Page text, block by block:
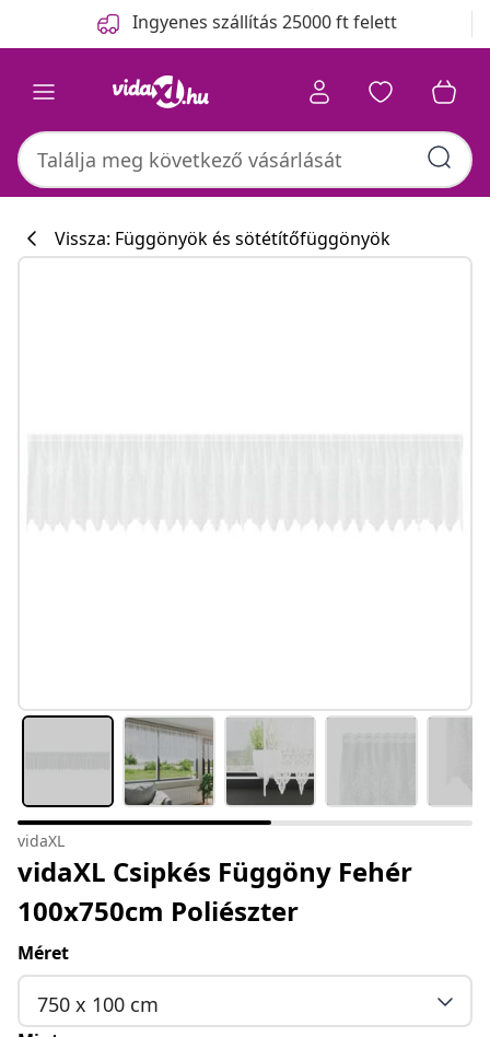
Ingyenes szállítás 25000 ft felett
Vissza: Függönyök és sötétítőfüggönyök
vidaXL
vidaXL Csipkés Függöny Fehér
100x750cm Poliészter
Méret
750 x 100 cm